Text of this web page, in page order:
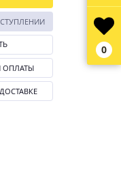
ОПЛАТЫ
0